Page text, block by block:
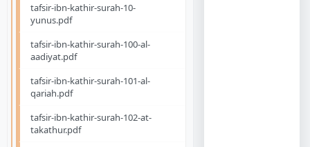
tafsir-ibn-kathir-surah-10-
yunus.pdf
tafsir-ibn-kathir-surah-100-al-
aadiyat.pdf
tafsir-ibn-kathir-surah-101-al-
qariah.pdf
tafsir-ibn-kathir-surah-102-at-
takathur.pdf